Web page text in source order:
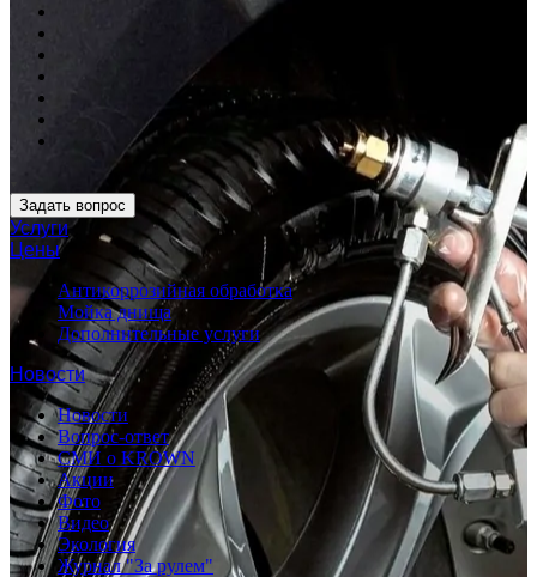
Задать вопрос
Услуги
Цены
Антикоррозийная обработка
Мойка днища
Дополнительные услуги
Новости
Новости
Вопрос-ответ
СМИ о KROWN
Акции
Фото
Видео
Экология
Журнал "За рулем"